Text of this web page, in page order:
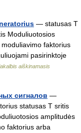
— statusas T
Moduliuotosios
faktorius
pasirinktoje
aiškinamasis
сигналов —
statusas T sritis
amplitudės
faktorius arba